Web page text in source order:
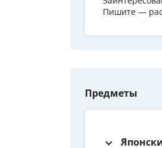
Пишите —
Предметы